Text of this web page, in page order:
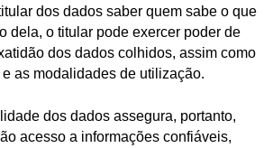
dos dados saber quem sabe o que
dela, o titular pode exercer poder de
dos dados colhidos, assim como
as modalidades de utilização.
dos dados assegura, portanto,
acesso a informações confiáveis,